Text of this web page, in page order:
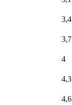
3,4
3,7
4
4,3
4,6